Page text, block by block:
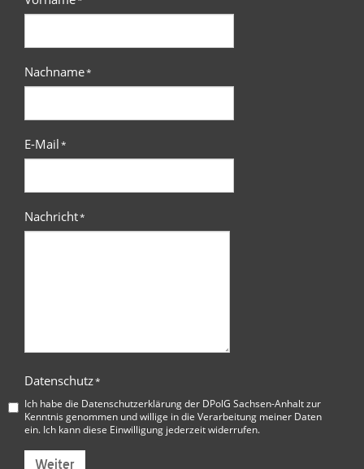
Nachname*
E-Mail*
Nachricht*
Datenschutz*
Ich habe die Datenschutzerklärung der DPolG Sachsen-Anhaltzur
Kenntnis genommen und willige in die Verarbeitung meiner Daten
ein. Ich kann diese Einwilligung jederzeit widerrufen.
Weiter